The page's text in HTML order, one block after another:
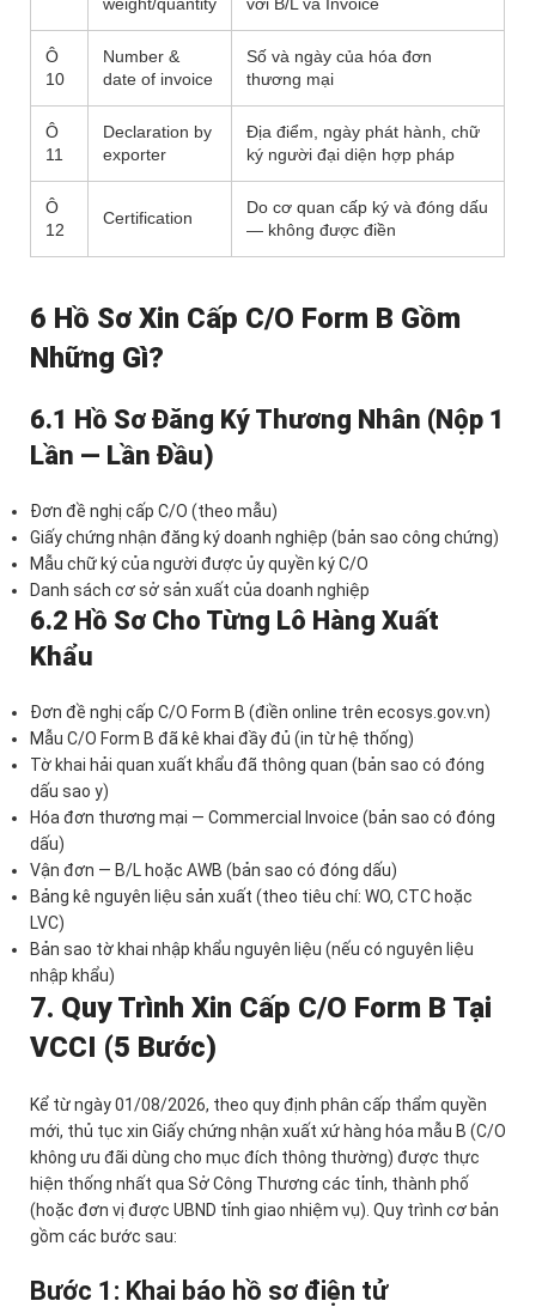
Ô
10
Number &
date of invoice
Số và ngày của hóa đơn
thương mại
Ô
11
Declaration by
exporter
Địa điểm, ngày phát hành, chữ
ký người đại diện hợp pháp
Ô
12
Certification
Do cơ quan cấp ký và đóng dấu
— không được điền
6 Hồ Sơ Xin Cấp C/O Form B Gồm
Những Gì?
6.1 Hồ Sơ Đăng Ký Thương Nhân (Nộp 1
Lần — Lần Đầu)
Đơn đề nghị cấp C/O (theo mẫu)
Giấy chứng nhận đăng ký doanh nghiệp (bản sao công chứng)
Mẫu chữ ký của người được ủy quyền ký C/O
Danh sách cơ sở sản xuất của doanh nghiệp
6.2 Hồ Sơ Cho Từng Lô Hàng Xuất
Khẩu
Đơn đề nghị cấp C/O Form B (điền online trên ecosys.gov.vn)
Mẫu C/O Form B đã kê khai đầy đủ (in từ hệ thống)
Tờ khai hải quan xuất khẩu đã thông quan (bản sao có đóng
dấu sao y)
Hóa đơn thương mại — Commercial Invoice (bản sao có đóng
dấu)
Vận đơn — B/L hoặc AWB (bản sao có đóng dấu)
Bảng kê nguyên liệu sản xuất (theo tiêu chí: WO, CTC hoặc
LVC)
Bản sao tờ khai nhập khẩu nguyên liệu (nếu có nguyên liệu
nhập khẩu)
7. Quy Trình Xin Cấp C/O Form B Tại
VCCI (5 Bước)
Kể từ ngày 01/08/2026, theo quy định phân cấp thẩm quyền
mới, thủ tục xin Giấy chứng nhận xuất xứ hàng hóa mẫu B (C/O
không ưu đãi dùng cho mục đích thông thường) được thực
hiện thống nhất qua Sở Công Thương các tỉnh, thành phố
(hoặc đơn vị được UBND tỉnh giao nhiệm vụ). Quy trình cơ bản
gồm các bước sau:
Bước 1: Khai báo hồ sơ điện tử